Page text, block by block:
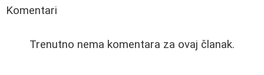
Komentari
Trenutno nema komentara za ovaj članak.